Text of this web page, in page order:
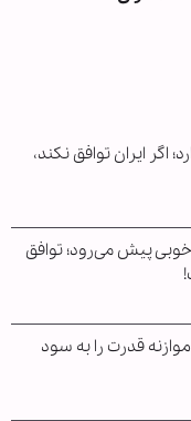
اگر ایران توافق نکند،
پیش می‌رود؛ توافق
قدرت را به سود